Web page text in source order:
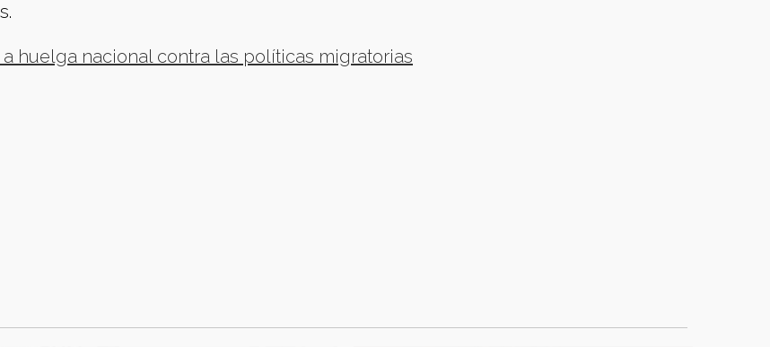
huelga nacional contra las políticas migratorias